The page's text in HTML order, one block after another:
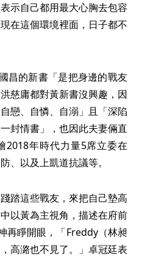
示自己都用最大心胸去包容
在這個環境裡面，日子都不
昌的新書「是把身邊的戰友
慈庸都對黃新書沒興趣，因
戀、自憐、自溺」且「深陷
封情書」，也因此夫妻倆直
2018年時代力量5席立委在
、以及上凱道抗議等。
踏這些戰友，來把自己墊高
以黃為主視角，描述在府前
再睜開眼，「Freddy（林昶
高潞也不見了。」卓冠廷表